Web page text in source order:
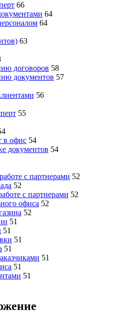
66
64
64
63
договоров 58
документов 57
56
55
в офис 54
документов 54
с партнерами 52
52
с партнерами 52
офиса 52
52
51
51
51
51
51
51
51